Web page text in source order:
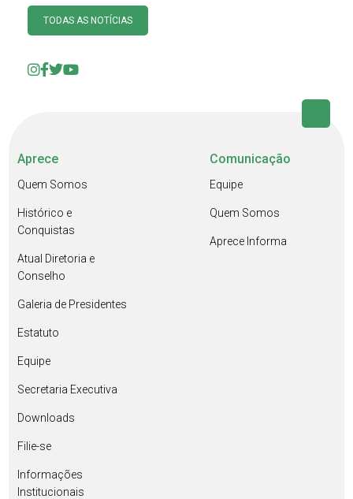
TODAS AS NOTÍCIAS
Aprece
Quem Somos
Histórico e
Conquistas
Atual Diretoria e
Conselho
Galeria de Presidentes
Estatuto
Equipe
Secretaria Executiva
Downloads
Filie-se
Informações
Institucionais
Comunicação
Equipe
Quem Somos
Aprece Informa